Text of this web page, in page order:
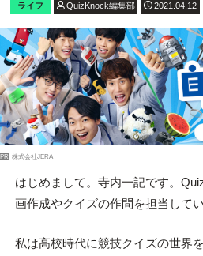
ライフ QuizKnock編集部 2021.04.12
PR 株式会社JERA
はじめまして。寺内一記です。
画作成やクイズの作問を担当してい
私は高校時代に競技クイズの世界